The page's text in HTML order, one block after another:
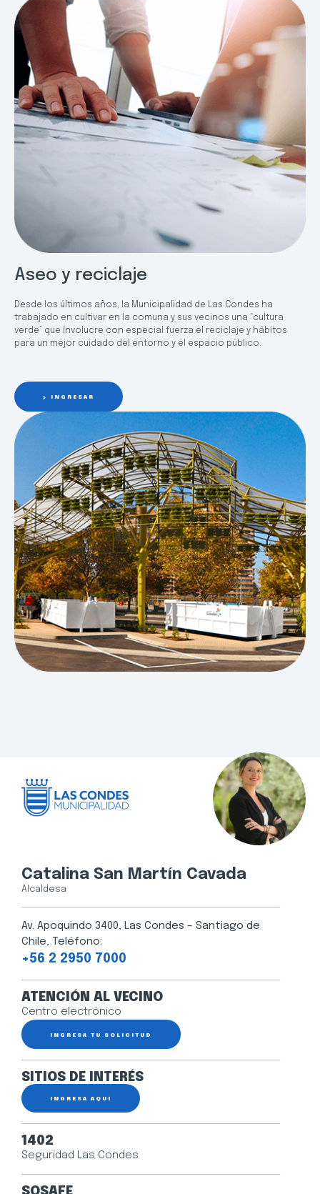
Aseo y reciclaje
Desde los últimos años, la Municipalidad de Las Condes ha
trabajado en cultivar en la comuna y sus vecinos una “cultura
verde” que involucre con especial fuerza el reciclaje y hábitos
para un mejor cuidado del entorno y el espacio público.
INGRESAR
Catalina San Martín Cavada
Alcaldesa
Av. Apoquindo 3400, Las Condes – Santiago de
Chile, Teléfono:
+56 2 2950 7000
ATENCIÓN AL VECINO
Centro electrónico
INGRESA TU SOLICITUD
SITIOS DE INTERÉS
INGRESA AQUÍ
1402
Seguridad Las Condes